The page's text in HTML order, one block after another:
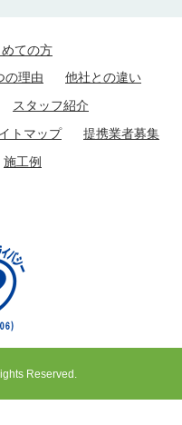
ての方
の理由
他社との違い
スタッフ紹介
トマップ
提携業者募集
施工例
Reserved.